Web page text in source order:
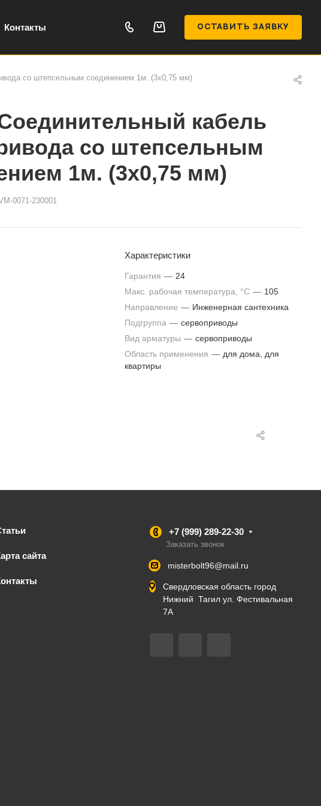
Контакты ОСТАВИТЬ ЗАЯВКУ
со штепсельным соединением 1м. (3х0,75 мм)
кабель
со штепсельным
1м. (3х0,75 мм)
0071-230001
Характеристики
Гарантия — 24
Макс. рабочая температура, °С — 105
Направление — Инженерная сантехника
Подгруппа — сервоприводы
Вид арматуры — сервоприводы
Область применения — для дома, для
квартиры
сайта
+7 (999) 289-22-30
Заказать звонок
misterbolt96@mail.ru
Свердловская область город
Нижний Тагил ул. Фестивальная
7А